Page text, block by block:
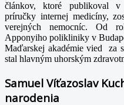
článkov, ktoré publikoval v
príručky internej medicíny,
verejných nemocníc. Od
Apponyiho polikliniky v
Maďarskej akadémie vied za
stal hlavným uhorským
Samuel Víťazoslav
narodenia